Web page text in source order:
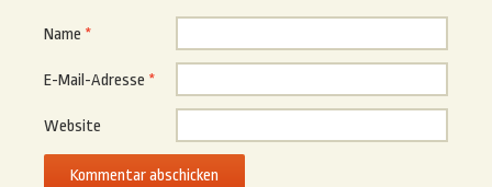
Name *
E-Mail-Adresse *
Website